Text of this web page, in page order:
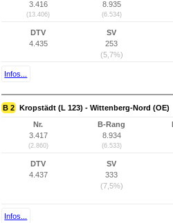
3.416
(13.406)
8.935
(6.534)
DTV
4.435
SV
253
(5,7%)
Infos...
B 2 Kropstädt (L 123) - Wittenberg-Nord (OE)
Nr.
3.417
(2.860)
B-Rang
8.934
(6.533)
DTV
4.437
SV
333
(7,5%)
Infos...